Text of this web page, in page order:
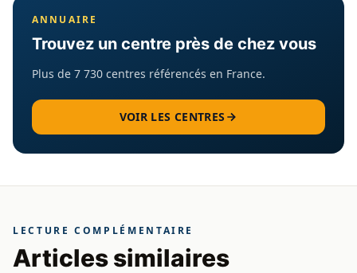
ANNUAIRE
Trouvez un centre près de chez vous
Plus de 7 730 centres référencés en France.
VOIR LES CENTRES
LECTURE COMPLÉMENTAIRE
Articles similaires